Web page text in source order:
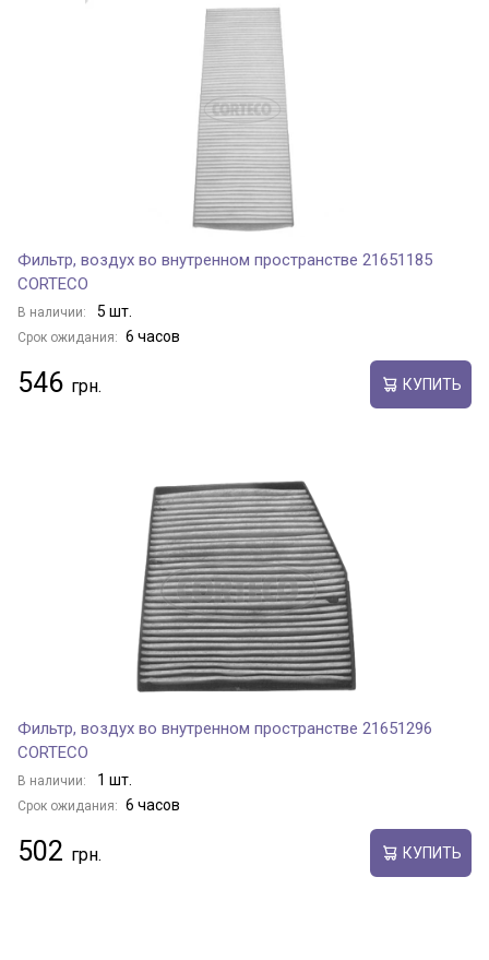
Фильтр, воздух во внутренном пространстве 21651185
CORTECO
В наличии: 5 шт.
Срок ожидания: 6 часов
546 КУПИТЬ
Фильтр, воздух во внутренном пространстве 21651296
CORTECO
В наличии: 1 шт.
Срок ожидания: 6 часов
502 КУПИТЬ